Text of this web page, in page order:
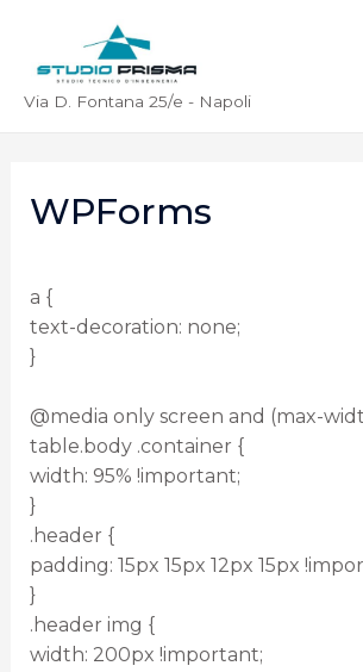
Via D. Fontana 25/e - Napoli
WPForms
a {
text-decoration: none;
}
@media only screen and (max-
table.body .container {
width: 95% !important;
}
.header {
padding: 15px 15px 12px 15px
}
.header img {
width: 200px !important;